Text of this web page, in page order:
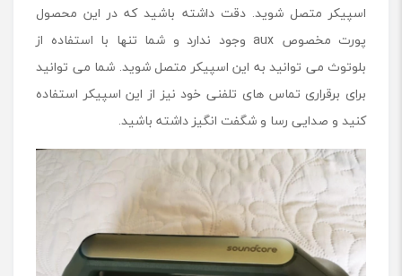
اسپیکر متصل شوید. دقت داشته باشید که در این محصول
پورت مخصوص aux وجود ندارد و شما تنها با استفاده از
بلوتوث می توانید به این اسپیکر متصل شوید. شما می توانید
برای برقراری تماس های تلفنی خود نیز از این اسپیکر استفاده
کنید و صدایی رسا و شگفت انگیز داشته باشید.